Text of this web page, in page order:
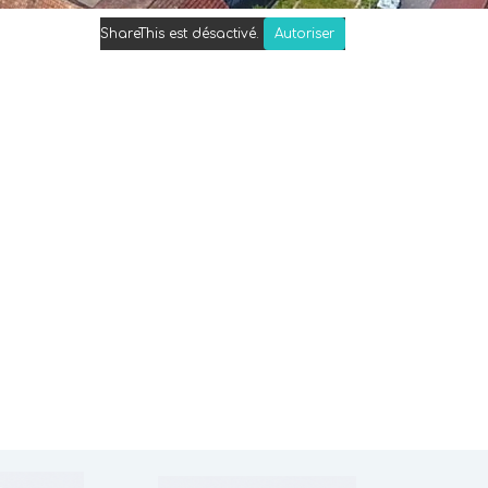
ShareThis est désactivé. Autoriser